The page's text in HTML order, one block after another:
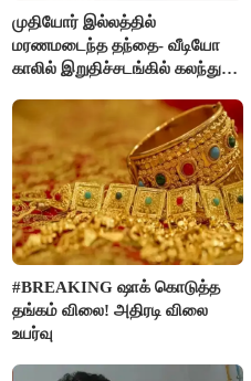
முதியோர் இல்லத்தில்
மரணமடைந்த தந்தை- வீடியோ
காலில் இறுதிச்சடங்கில் கலந்து
#BREAKING ஷாக் கொடுத்த
தங்கம் விலை! அதிரடி விலை
உயர்வு